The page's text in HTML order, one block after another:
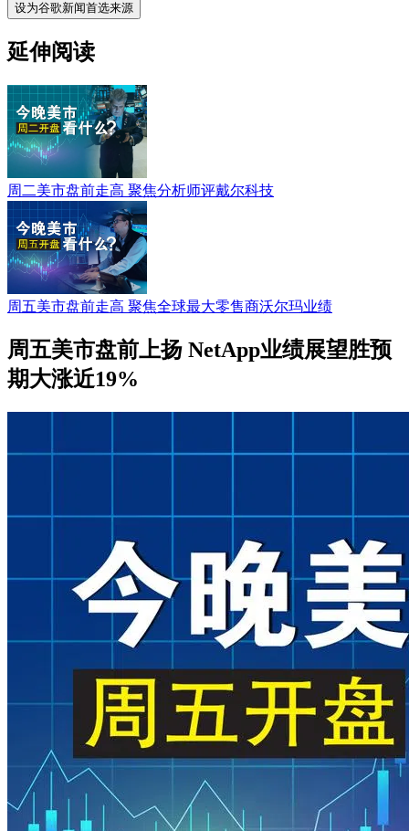
设为谷歌新闻首选来源
延伸阅读
周二美市盘前走高 聚焦分析师评戴尔科技
周五美市盘前走高 聚焦全球最大零售商沃尔玛业绩
周五美市盘前上扬 NetApp业绩展望胜预
期大涨近19%